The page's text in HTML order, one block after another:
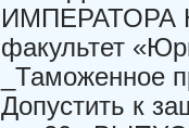
ИМПЕРАТОРА
факультет
_Таможенное
Допустить к